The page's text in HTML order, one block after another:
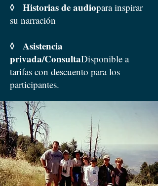
◊ Historias de audiopara inspirar
su narración
◊ Asistencia
privada/ConsultaDisponible a
tarifas con descuento para los
participantes.